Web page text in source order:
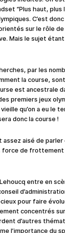
“Plus haut,
C’est
sur le rôle de
Mais le sujet
par les
la course,
est ancestrale
premiers jeux
qu’on a eu le
donc la course !
assez aisé de
force de frottement
Lehoucq entre en
pour faire
concentrés
d’autres
l’importance du